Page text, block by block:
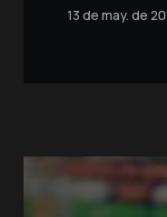
13 de may. de